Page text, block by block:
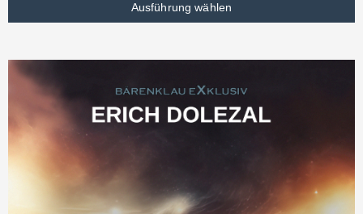
Ausführung wählen